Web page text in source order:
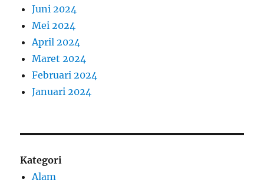
Juni 2024
Mei 2024
April 2024
Maret 2024
Februari 2024
Januari 2024
Kategori
Alam